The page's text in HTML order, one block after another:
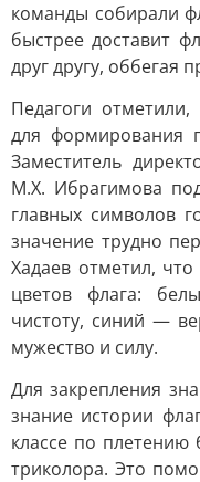
команды собирали
быстрее доставит
друг другу, оббегая
Педагоги
для формирования
Заместитель
М.Х. Ибрагимова
главных символов
значение трудно
Хадаев отметил,
цветов флага:
чистоту, синий —
мужество и силу.
Для закрепления
знание истории
классе по плетению
триколора. Это